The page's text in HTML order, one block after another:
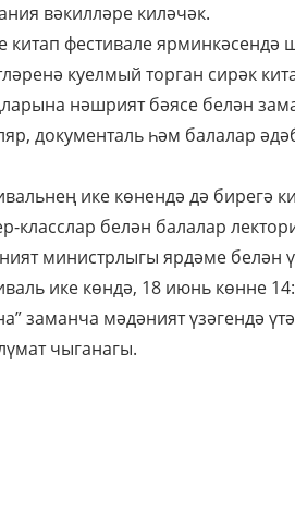
вәкилләре киләчәк.
китап фестивале ярминкәсендә
куелмый торган сирәк
нәшрият бәясе белән
документаль һәм балалар
ике көнендә дә бирегә
класслар белән балалар
министрлыгы ярдәме белән
ике көндә, 18 июнь көнне
заманча мәдәният үзәгендә
чыганагы.